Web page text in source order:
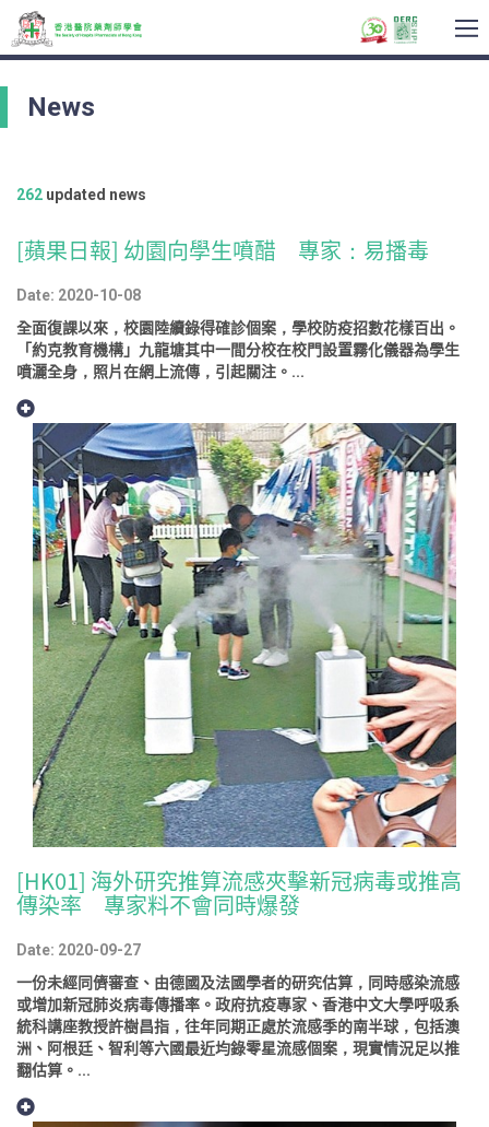
News
262 updated news
[蘋果日報] 幼園向學生噴醋 專家：易播毒
Date: 2020-10-08
全面復課以來，校園陸續錄得確診個案，學校防疫招數花樣百出。
「約克教育機構」九龍塘其中一間分校在校門設置霧化儀器為學生
噴灑全身，照片在網上流傳，引起關注。...
[HK01] 海外研究推算流感夾擊新冠病毒或推高
傳染率 專家料不會同時爆發
Date: 2020-09-27
一份未經同儕審查、由德國及法國學者的研究估算，同時感染流感
或增加新冠肺炎病毒傳播率。政府抗疫專家、香港中文大學呼吸系
統科講座教授許樹昌指，往年同期正處於流感季的南半球，包括澳
洲、阿根廷、智利等六國最近均錄零星流感個案，現實情況足以推
翻估算。...